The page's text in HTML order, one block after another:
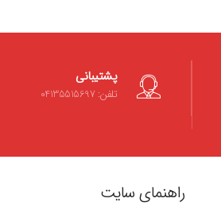
پشتیبانی
تلفن: 04135515697
راهنمای سایت